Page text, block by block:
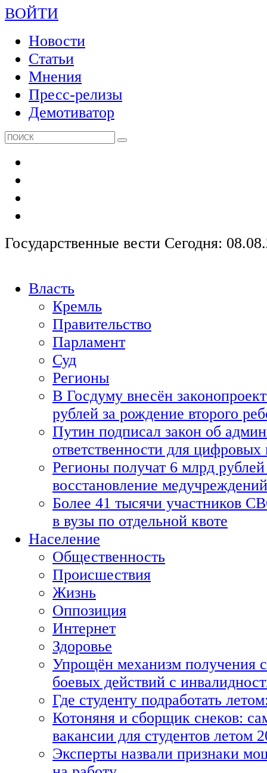
ВОЙТИ
Новости
Статьи
Мнения
Пресс-релизы
Демотиватор
Государственные вести Сегодня:
Власть
Кремль
Правительство
Парламент
Суд
Регионы
В Госдуму внесён
рублей за рождение второго
Путин подписал закон об
ответственности для
Регионы получат 6 млрд рублей
восстановление медучреждений
Более 41 тысячи участников
в вузы по отдельной квоте
Население
Общественность
Происшествия
Жизнь
Оппозиция
Интернет
Здоровье
Упрощён механизм получения
боевых действий с
Где студенту подработать
Котоняня и сборщик снеков:
вакансии для студентов летом
Эксперты назвали признаки